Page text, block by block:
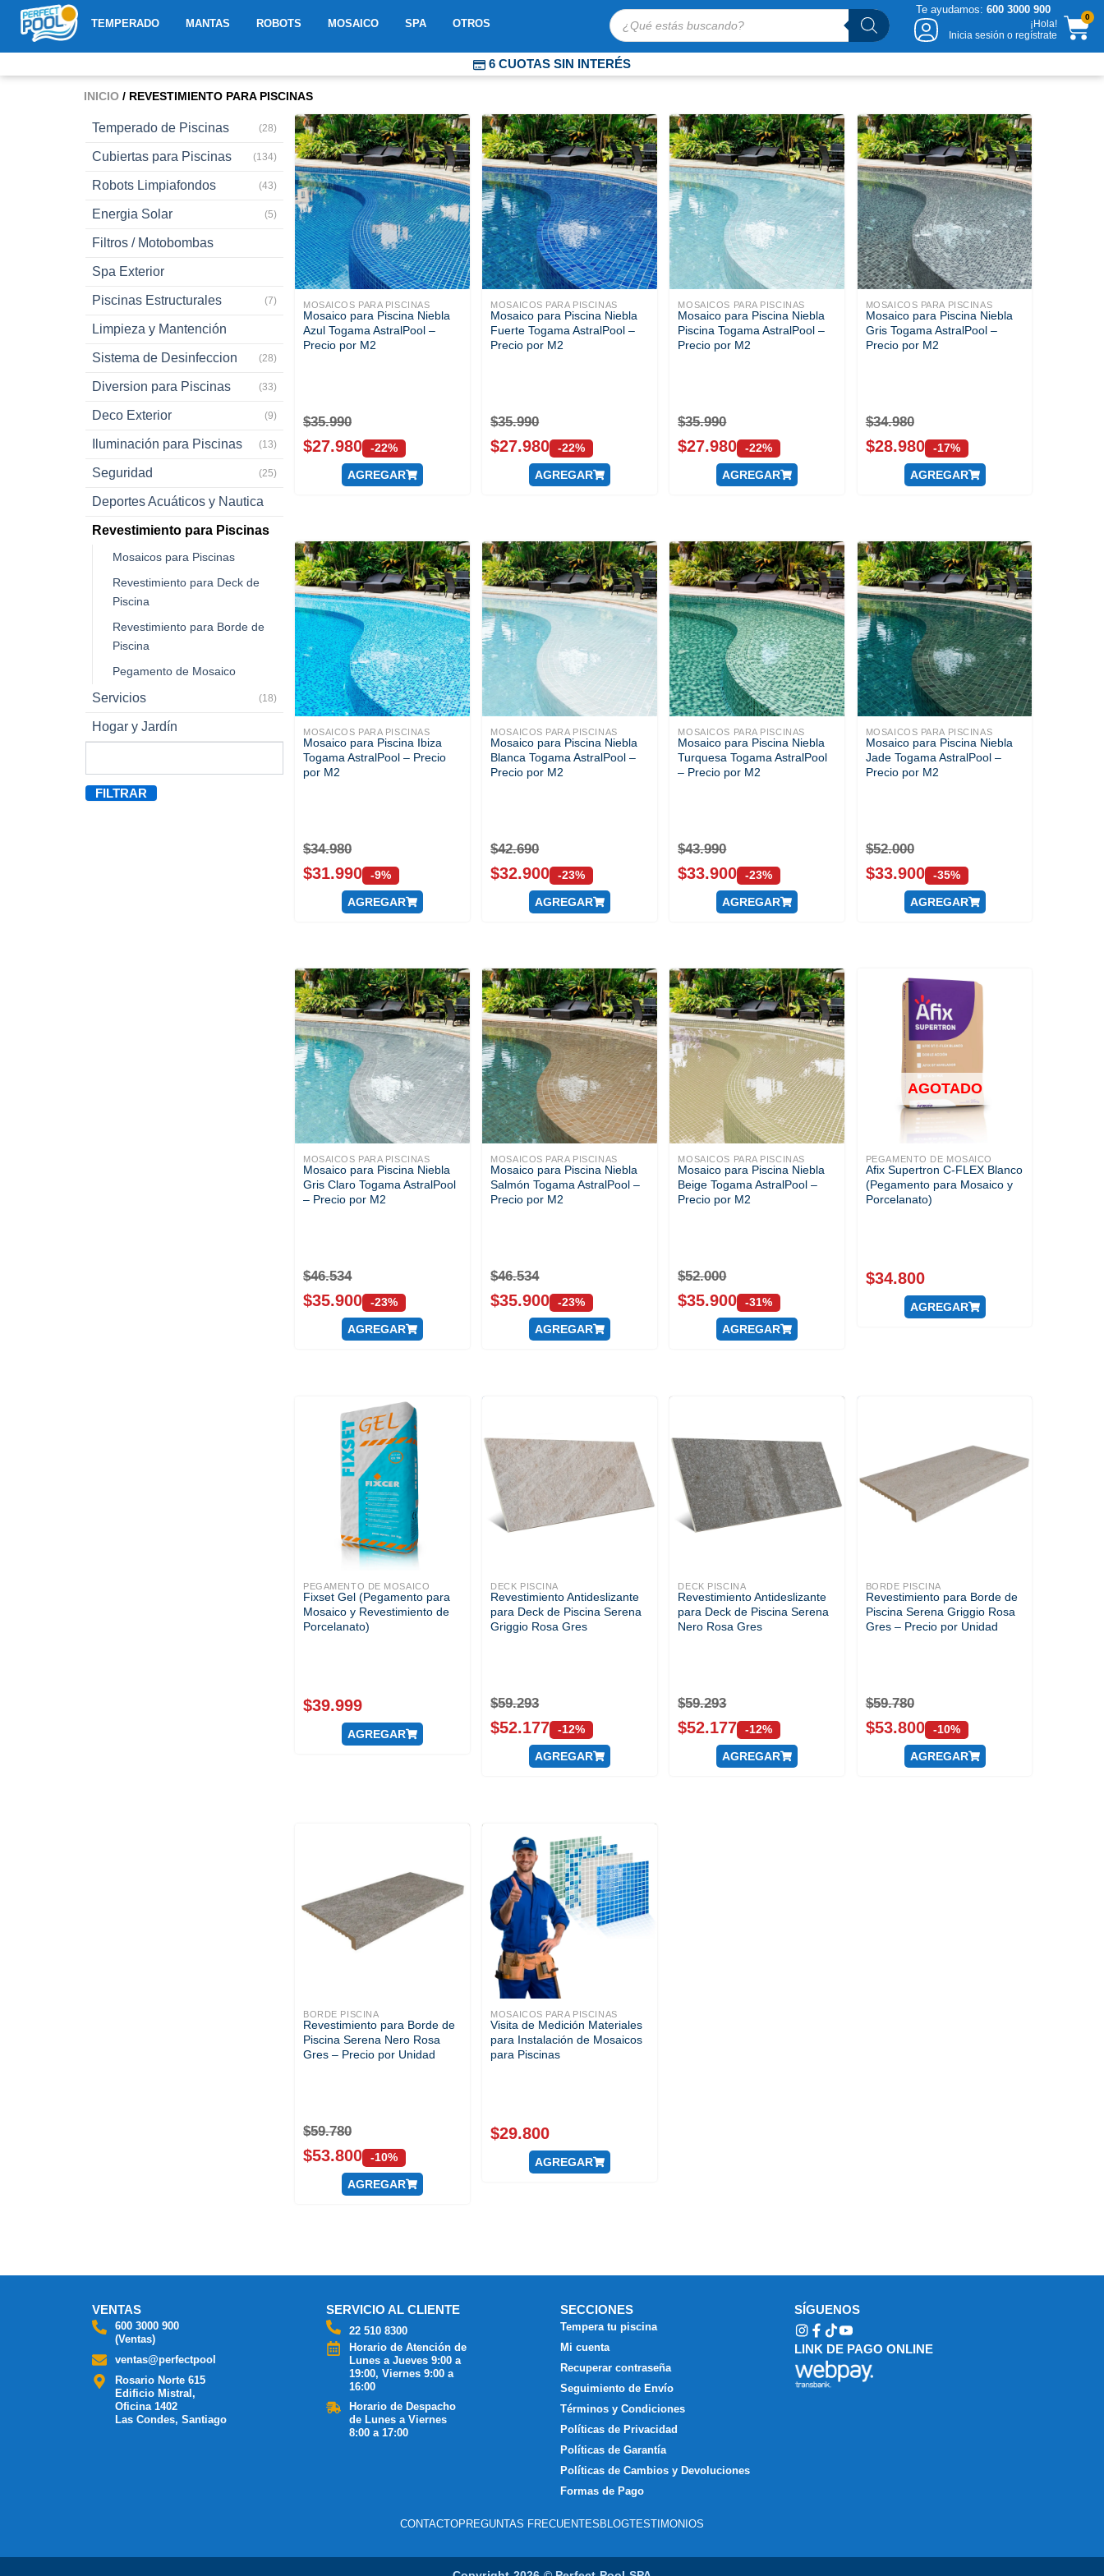
Te ayudamos: 600 3000 900
TEMPERADO
ABRIR TEMPERADO
MANTAS ABRIR MANTAS
ROBOTS ABRIR ROBOTS
MOSAICO ABRIR MOSAICO
SPA ABRIR SPA
OTROS
Búsqueda
de
¡Hola!
Inicia sesión o regístrate
0
6 CUOTAS SIN INTERÉS
INICIO / REVESTIMIENTO PARA PISCINAS
Temperado de Piscinas (28)
Cubiertas para Piscinas (134)
Robots Limpiafondos (43)
Energia Solar (5)
Filtros / Motobombas
Spa Exterior
Piscinas Estructurales (7)
Limpieza y Mantención
Sistema de Desinfeccion (28)
Diversion para Piscinas (33)
Deco Exterior (9)
Iluminación para Piscinas (13)
Seguridad (25)
Deportes Acuáticos y Nautica
Revestimiento para Piscinas
Mosaicos para Piscinas
Revestimiento para Deck de
Piscina
Revestimiento para Borde de
Piscina
Pegamento de Mosaico
Servicios (18)
Hogar y Jardín
FILTRAR
MOSAICOS PARA PISCINAS
Mosaico para Piscina Niebla
Azul Togama AstralPool –
Precio por M2
$35.990
$27.980 -22%
AGREGAR
MOSAICOS PARA PISCINAS
Mosaico para Piscina Niebla
Fuerte Togama AstralPool –
Precio por M2
$35.990
$27.980 -22%
AGREGAR
MOSAICOS PARA PISCINAS
Mosaico para Piscina Niebla
Piscina Togama AstralPool –
Precio por M2
$35.990
$27.980 -22%
AGREGAR
MOSAICOS PARA PISCINAS
Mosaico para Piscina Niebla
Gris Togama AstralPool –
Precio por M2
$34.980
$28.980 -17%
AGREGAR
MOSAICOS PARA PISCINAS
Mosaico para Piscina Ibiza
Togama AstralPool – Precio
por M2
$34.980
$31.990 -9%
AGREGAR
MOSAICOS PARA PISCINAS
Mosaico para Piscina Niebla
Blanca Togama AstralPool –
Precio por M2
$42.690
$32.900 -23%
AGREGAR
MOSAICOS PARA PISCINAS
Mosaico para Piscina Niebla
Turquesa Togama AstralPool
– Precio por M2
$43.990
$33.900 -23%
AGREGAR
MOSAICOS PARA PISCINAS
Mosaico para Piscina Niebla
Jade Togama AstralPool –
Precio por M2
$52.000
$33.900 -35%
AGREGAR
MOSAICOS PARA PISCINAS
Mosaico para Piscina Niebla
Gris Claro Togama AstralPool
– Precio por M2
$46.534
$35.900 -23%
AGREGAR
MOSAICOS PARA PISCINAS
Mosaico para Piscina Niebla
Salmón Togama AstralPool –
Precio por M2
$46.534
$35.900 -23%
AGREGAR
MOSAICOS PARA PISCINAS
Mosaico para Piscina Niebla
Beige Togama AstralPool –
Precio por M2
$52.000
$35.900 -31%
AGREGAR
AGOTADO
PEGAMENTO DE MOSAICO
Afix Supertron C-FLEX Blanco
(Pegamento para Mosaico y
Porcelanato)
$34.800
AGREGAR
PEGAMENTO DE MOSAICO
Fixset Gel (Pegamento para
Mosaico y Revestimiento de
Porcelanato)
$39.999
AGREGAR
DECK PISCINA
Revestimiento Antideslizante
para Deck de Piscina Serena
Griggio Rosa Gres
$59.293
$52.177 -12%
AGREGAR
DECK PISCINA
Revestimiento Antideslizante
para Deck de Piscina Serena
Nero Rosa Gres
$59.293
$52.177 -12%
AGREGAR
BORDE PISCINA
Revestimiento para Borde de
Piscina Serena Griggio Rosa
Gres – Precio por Unidad
$59.780
$53.800 -10%
AGREGAR
BORDE PISCINA
Revestimiento para Borde de
Piscina Serena Nero Rosa
Gres – Precio por Unidad
$59.780
$53.800 -10%
AGREGAR
MOSAICOS PARA PISCINAS
Visita de Medición Materiales
para Instalación de Mosaicos
para Piscinas
$29.800
AGREGAR
VENTAS
600 3000 900
(Ventas)
ventas@perfectpool
Rosario Norte 615
Edificio Mistral,
Oficina 1402
Las Condes, Santiago
SERVICIO AL CLIENTE
22 510 8300
Horario de Atención de
Lunes a Jueves 9:00 a
19:00, Viernes 9:00 a
16:00
Horario de Despacho
de Lunes a Viernes
8:00 a 17:00
SECCIONES
Tempera tu piscina
Mi cuenta
Recuperar contraseña
Seguimiento de Envío
Términos y Condiciones
Políticas de Privacidad
Políticas de Garantía
Políticas de Cambios y Devoluciones
Formas de Pago
SÍGUENOS
LINK DE PAGO ONLINE
CONTACTOPREGUNTAS FRECUENTES BLOGTESTIMONIOS